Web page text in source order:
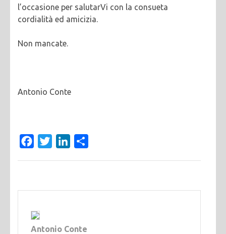
l’occasione per salutarVi con la consueta
cordialità ed amicizia.
Non mancate.
Antonio Conte
FacebookTwitterLinkedIn
Antonio Conte